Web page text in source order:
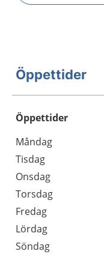
Öppettider
Öppettider
Dag
Öppettider
Kommentarer
Måndag
Tisdag
Onsdag
Torsdag
Fredag
Lördag
Söndag